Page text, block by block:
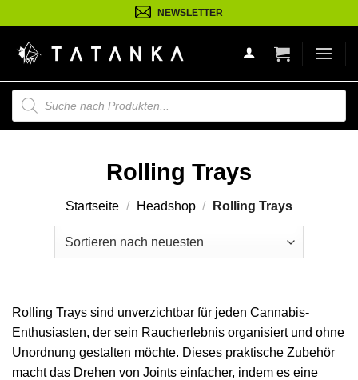
Inhalt
springen
NEWSLETTER
Suche
nach
Produkten
Rolling Trays
Startseite / Headshop / Rolling Trays
Rolling Trays sind unverzichtbar für jeden Cannabis-
Enthusiasten, der sein Raucherlebnis organisiert und ohne
Unordnung gestalten möchte. Dieses praktische Zubehör
macht das Drehen von Joints einfacher, indem es eine